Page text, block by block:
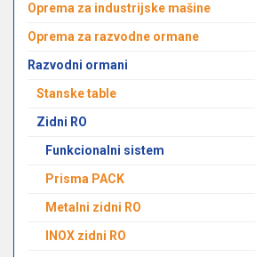
Oprema za industrijske mašine
Oprema za razvodne ormane
Razvodni ormani
Stanske table
Zidni RO
Funkcionalni sistem
Prisma PACK
Metalni zidni RO
INOX zidni RO